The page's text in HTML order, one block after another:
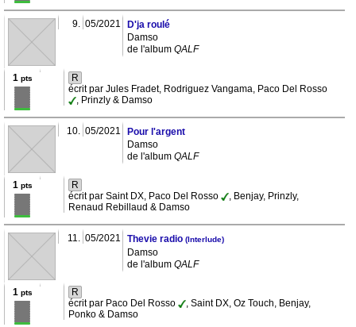
9. 05/2021
D'ja roulé
Damso
de l'album QALF
1 pts
R
écrit par Jules Fradet, Rodriguez Vangama, Paco Del Rosso
, Prinzly & Damso
10. 05/2021
Pour l'argent
Damso
de l'album QALF
1 pts
R
écrit par Saint DX, Paco Del Rosso
, Benjay, Prinzly,
Renaud Rebillaud & Damso
11. 05/2021 Thevie radio (Interlude)
Damso
de l'album QALF
1 pts
R
écrit par Paco Del Rosso
, Saint DX, Oz Touch, Benjay,
Ponko & Damso